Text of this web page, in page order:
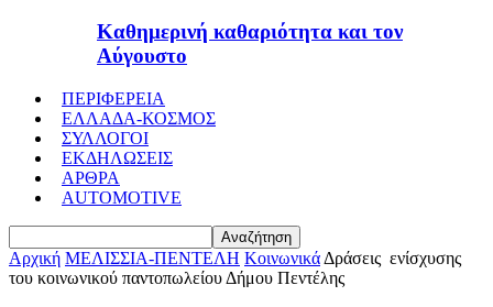
Καθημερινή καθαριότητα και τον
Αύγουστο
ΠΕΡΙΦΕΡΕΙΑ
ΕΛΛΑΔΑ-ΚΟΣΜΟΣ
ΣΥΛΛΟΓΟΙ
ΕΚΔΗΛΩΣΕΙΣ
ΑΡΘΡΑ
AUTOMOTIVE
Αρχική ΜΕΛΙΣΣΙΑ-ΠΕΝΤΕΛΗ Κοινωνικά Δράσεις ενίσχυσης
του κοινωνικού παντοπωλείου Δήμου Πεντέλης